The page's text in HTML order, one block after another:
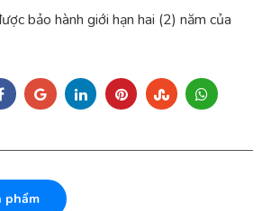
bảo hành giới hạn hai (2) năm của
phẩm